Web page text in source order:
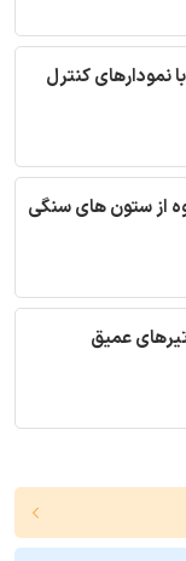
نمودارهای کنترل
از ستون های سنگی
عمیق